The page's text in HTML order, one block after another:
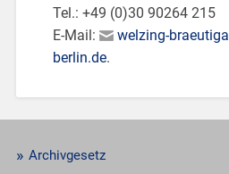
Tel.: +49 (0)30 90264 215
E-Mail:
wel­zing-
berlin.​de.
Archivgesetz